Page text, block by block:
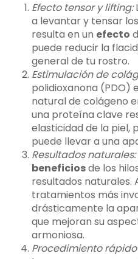
Efecto tensor y lifting:
a levantar y tensar
resulta en un efecto
puede reducir la
general de tu rostro.
Estimulación de
polidioxanona (PDO)
natural de colágeno
una proteína clave
elasticidad de la piel,
puede llevar a una
Resultados naturales:
beneficiosde los
resultados naturales.
tratamientos más
drásticamente la
que mejoran su
armoniosa.
Procedimiento